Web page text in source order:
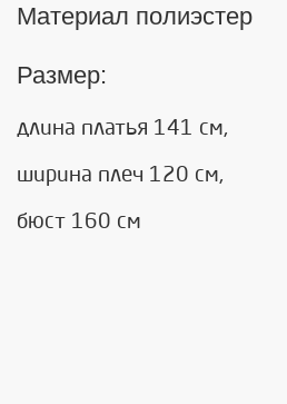
Материал полиэстер
Размер:
длина платья 141 см,
ширина плеч 120 см,
бюст 160 см